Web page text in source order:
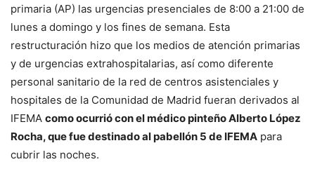
primaria (AP) las urgencias presenciales de 8:00 a 21:00 de
lunes a domingo y los fines de semana. Esta
restructuración hizo que los medios de atención primarias
y de urgencias extrahospitalarias, así como diferente
personal sanitario de la red de centros asistenciales y
hospitales de la Comunidad de Madrid fueran derivados al
IFEMA como ocurrió con el médico pinteño Alberto López
Rocha, que fue destinado al pabellón 5 de IFEMA para
cubrir las noches.